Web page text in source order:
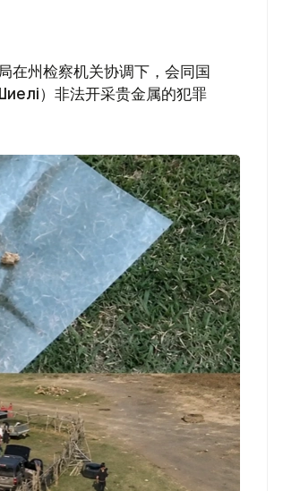
在州检察机关协调下，会同国
）非法开采贵金属的犯罪